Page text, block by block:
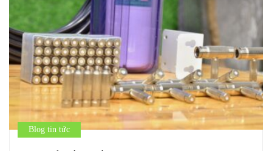
Blog tin tức